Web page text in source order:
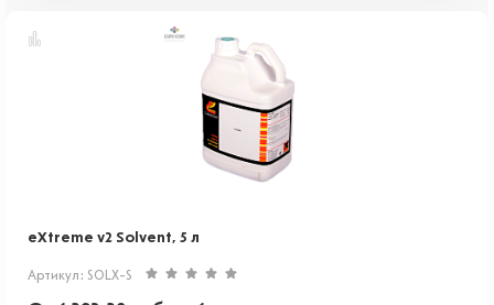
eXtreme v2 Solvent, 5 л
Артикул: SOLX-S